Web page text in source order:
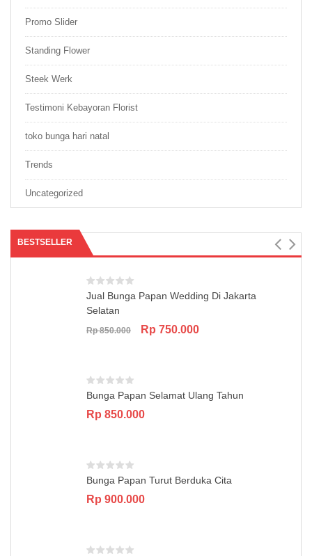
Promo Slider
Standing Flower
Steek Werk
Testimoni Kebayoran Florist
toko bunga hari natal
Trends
Uncategorized
BESTSELLER
Jual Bunga Papan Wedding Di Jakarta
Selatan
Rp850.000
Original
Rp 750.000Current
Bunga Papan Selamat Ulang Tahun
Rp 850.000
Bunga Papan Turut Berduka Cita
Rp 900.000